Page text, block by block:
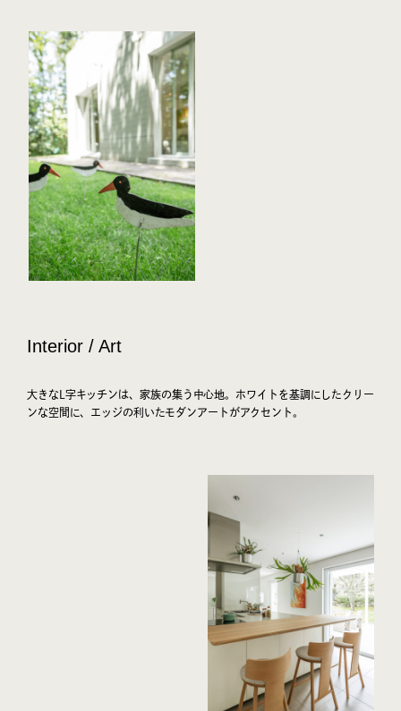
Interior / Art
大きなL字キッチンは、家族の集う中心地。ホワイトを基調にしたクリー
ンな空間に、エッジの利いたモダンアートがアクセント。